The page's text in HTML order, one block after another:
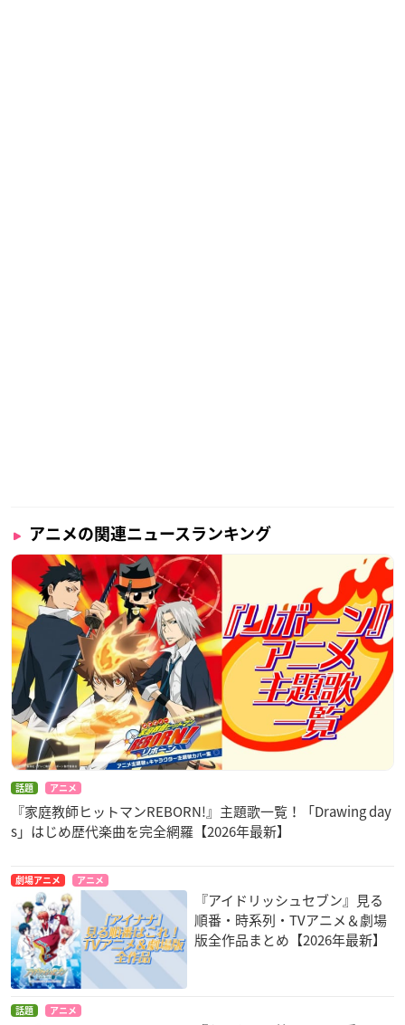
アニメの関連ニュースランキング
話題 アニメ
『家庭教師ヒットマンREBORN!』主題歌一覧！「Drawing day
s」はじめ歴代楽曲を完全網羅【2026年最新】
劇場アニメ アニメ
『アイドリッシュセブン』見る
順番・時系列・TVアニメ＆劇場
版全作品まとめ【2026年最新】
話題 アニメ